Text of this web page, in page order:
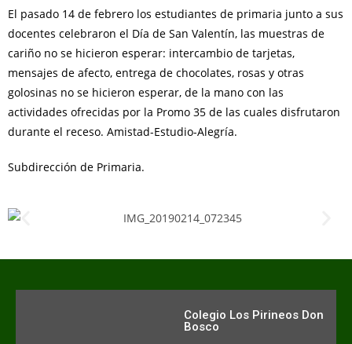
El pasado 14 de febrero los estudiantes de primaria junto a sus
docentes celebraron el Día de San Valentín, las muestras de
cariño no se hicieron esperar: intercambio de tarjetas,
mensajes de afecto, entrega de chocolates, rosas y otras
golosinas no se hicieron esperar, de la mano con las
actividades ofrecidas por la Promo 35 de las cuales disfrutaron
durante el receso. Amistad-Estudio-Alegría.
Subdirección de Primaria.
Colegio Los Pirineos Don
Bosco